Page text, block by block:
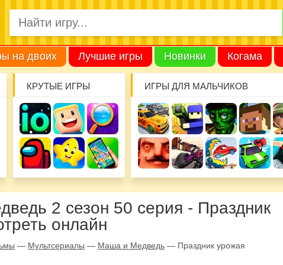
на двоих Лучшие игры Новинки Когама
КРУТЫЕ ИГРЫ ИГРЫ ДЛЯ МАЛЬЧИКОВ
2 сезон 50 серия - Праздник
онлайн
— Мультсериалы — Маша и Медведь — Праздник урожая